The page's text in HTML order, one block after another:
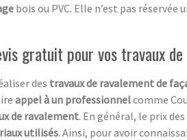
bois ou PVC. Elle n’est pas
gratuit pour vos travaux
des travaux de ravalement de
appel à un professionnelcomme
de ravalement. En général, le prix des
utilisés. Ainsi, pour avoir